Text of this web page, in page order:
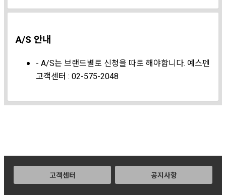
A/S 안내
- A/S는 브랜드별로 신청을 따로 해야합니다. 예스펜
고객센터 : 02-575-2048
고객센터 공지사항